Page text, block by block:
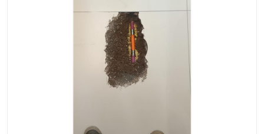
供热管道漏水 排水管道漏水
管道疏通